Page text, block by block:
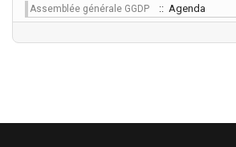
Assemblée générale GGDP :: Agenda